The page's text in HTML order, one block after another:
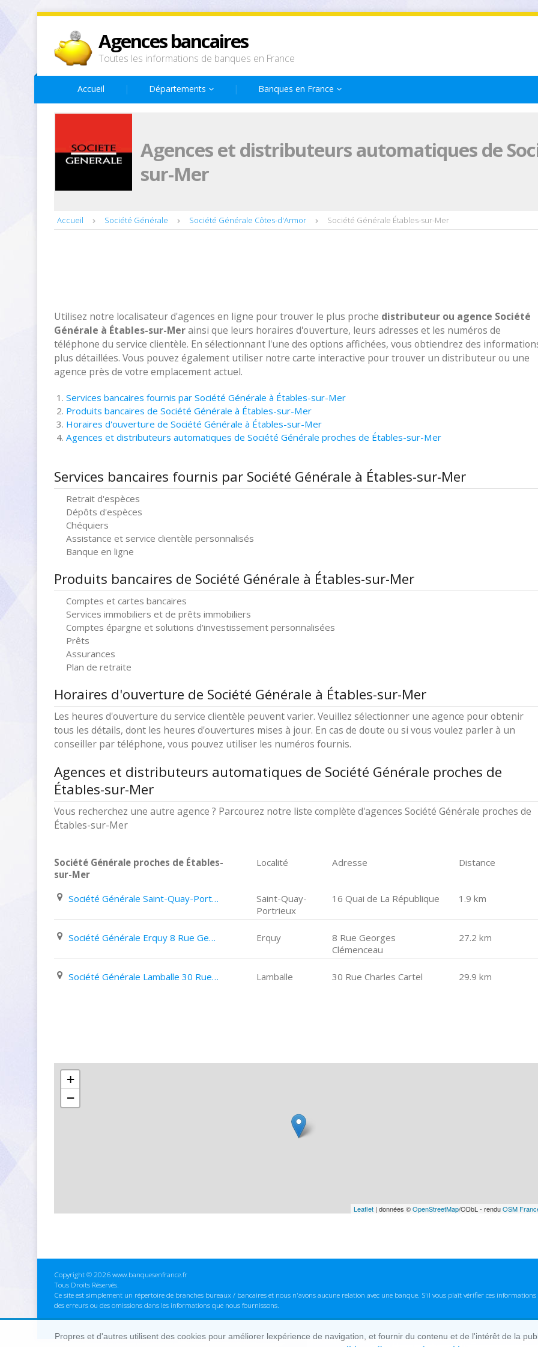
Agences bancaires
Toutes les informations de banques en France
Accueil Départements Banques en France
Agences et distributeurs automatiques de
sur-Mer
Accueil Société Générale Société Générale Côtes-d'Armor Société Générale Étables-sur-Mer
Utilisez notre localisateur d'agences en ligne pour trouver le plus proche distributeur ou agence Société
Générale à Étables-sur-Merainsi que leurs horaires d'ouverture, leurs adresses et les numéros de
téléphone du service clientèle. En sélectionnant l'une des options affichées, vous obtiendrez des
plus détaillées. Vous pouvez également utiliser notre carte interactive pour trouver un distributeur ou une
agence près de votre emplacement actuel.
Services bancaires fournis par Société Générale à Étables-sur-Mer
Produits bancaires de Société Générale à Étables-sur-Mer
Horaires d'ouverture de Société Générale à Étables-sur-Mer
Agences et distributeurs automatiques de Société Générale proches de Étables-sur-Mer
Services bancaires fournis par Société Générale à Étables-sur-Mer
Retrait d'espèces
Dépôts d'espèces
Chéquiers
Assistance et service clientèle personnalisés
Banque en ligne
Produits bancaires de Société Générale à Étables-sur-Mer
Comptes et cartes bancaires
Services immobiliers et de prêts immobiliers
Comptes épargne et solutions d'investissement personnalisées
Prêts
Assurances
Plan de retraite
Horaires d'ouverture de Société Générale à Étables-sur-Mer
Les heures d'ouverture du service clientèle peuvent varier. Veuillez sélectionner une agence pour obtenir
tous les détails, dont les heures d'ouvertures mises à jour. En cas de doute ou si vous voulez parler à un
conseiller par téléphone, vous pouvez utiliser les numéros fournis.
Agences et distributeurs automatiques de Société Générale proches de
Étables-sur-Mer
Vous recherchez une autre agence ? Parcourez notre liste complète d'agences Société Générale proches de
Étables-sur-Mer
Société Générale proches de Étables-
sur-Mer
Localité Adresse Distance
Société Générale Saint-Quay-Portrieux 16 Quai de La République
Saint-Quay-
Portrieux
16 Quai de La République 1.9 km
Société Générale Erquy 8 Rue Georges Clémenceau Erquy
8 Rue Georges
Clémenceau
27.2 km
Société Générale Lamballe 30 Rue Charles Cartel Lamballe 30 Rue Charles Cartel 29.9 km
+
−
Leaflet| données ©OpenStreetMap/ODbL - renduOSM
Copyright © 2026 www.banquesenfrance.fr
Tous Droits Réservés.
Ce site est simplement un répertoire de branches bureaux / bancaires et nous n'avons aucune relation avec une banque. S'il vous plaît vérifier ces
des erreurs ou des omissions dans les informations que nous fournissons.
Propres et d'autres utilisent des cookies pour améliorer lexpérience de navigation, et fournir du contenu et de l'intérêt de la